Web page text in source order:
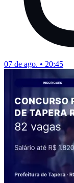
07 de ago. • 20:45